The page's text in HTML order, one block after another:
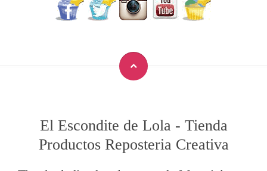
El Escondite de Lola - Tienda
Productos Reposteria Creativa